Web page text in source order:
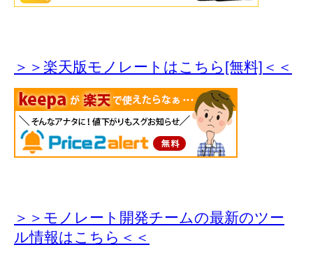
＞＞楽天版モノレートはこちら[無料]＜＜
＞＞モノレート開発チームの最新のツー
ル情報はこちら＜＜